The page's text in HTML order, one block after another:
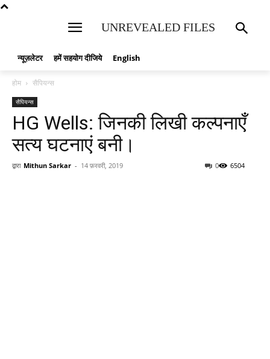
UNREVEALED FILES
न्यूज़लेटर हमें सहयोग दीजिये English
होम सैपियन्स
सैपियन्स
HG Wells: जिनकी लिखी कल्पनाएँ
सत्य घटनाएं बनी।
द्वारा Mithun Sarkar - 14 फ़रवरी, 2019 6504
0